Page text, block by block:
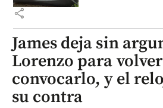
share
James deja sin
Lorenzo para
convocarlo, y el
su contra